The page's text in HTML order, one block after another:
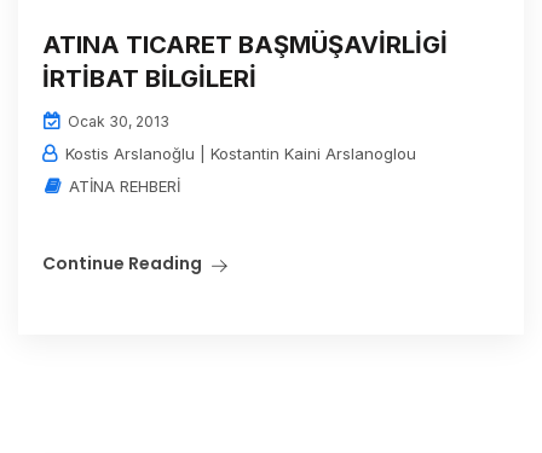
ATINA TICARET BAŞMÜŞAVİRLİGİ
İRTİBAT BİLGİLERİ
Ocak 30, 2013
Kostis Arslanoğlu | Kostantin Kaini Arslanoglou
ATİNA REHBERİ
Continue Reading